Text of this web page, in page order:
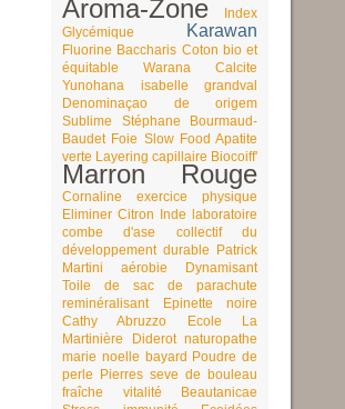
Aroma-Zone
Index
Glycémique
Karawan
Fluorine Baccharis Coton bio et
équitable
Warana
Calcite
Yunohana
isabelle grandval
Denominaçao de origem
Sublime
Stéphane Bourmaud-
Baudet Foie Slow Food Apatite
verte Layering capillaire Biocoiff'
Marron Rouge
Cornaline
exercice physique
Eliminer Citron Inde
laboratoire
combe d'ase
collectif du
développement durable
Patrick
Martini
aérobie
Dynamisant
Toile de sac de parachute
reminéralisant
Epinette noire
Cathy Abruzzo
Ecole La
Martinière Diderot naturopathe
marie noelle bayard Poudre de
perle
Pierres seve de bouleau
fraîche
vitalité
Beautanicae